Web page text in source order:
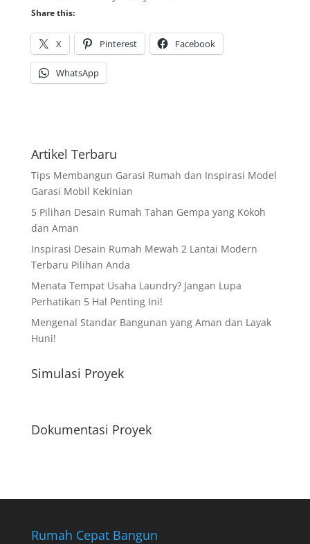
Share this:
X Pinterest Facebook
WhatsApp
Artikel Terbaru
Tips Membangun Garasi Rumah dan Inspirasi Model
Garasi Mobil Kekinian
5 Pilihan Desain Rumah Tahan Gempa yang Kokoh
dan Aman
Inspirasi Desain Rumah Mewah 2 Lantai Modern
Terbaru Pilihan Anda
Menata Tempat Usaha Laundry? Jangan Lupa
Perhatikan 5 Hal Penting Ini!
Mengenal Standar Bangunan yang Aman dan Layak
Huni!
Simulasi Proyek
Dokumentasi Proyek
Rumah Cepat Bangun